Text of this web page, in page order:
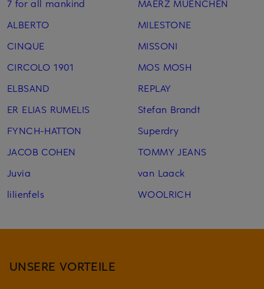
7 for all mankind
ALBERTO
CINQUE
CIRCOLO 1901
ELBSAND
ER ELIAS RUMELIS
FYNCH-HATTON
JACOB COHEN
Juvia
lilienfels
MAERZ MUENCHEN
MILESTONE
MISSONI
MOS MOSH
REPLAY
Stefan Brandt
Superdry
TOMMY JEANS
van Laack
WOOLRICH
UNSERE VORTEILE